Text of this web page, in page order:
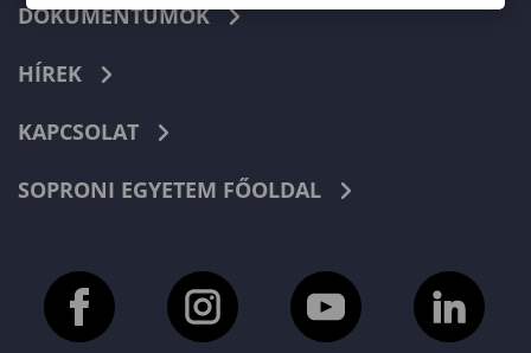
DOKUMENTUMOK
HÍREK
KAPCSOLAT
SOPRONI EGYETEM FŐOLDAL